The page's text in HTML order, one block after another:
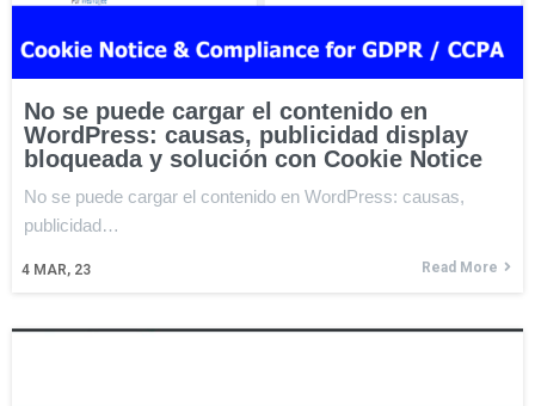
No se puede cargar el contenido en
WordPress: causas, publicidad display
bloqueada y solución con Cookie Notice
4 MAR, 23
No se puede cargar el contenido en WordPress: causas,
publicidad…
Read More